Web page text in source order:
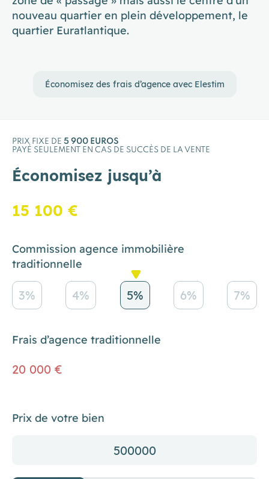
nouveau quartier en plein développement, le
quartier Euratlantique.
Économisez des frais d’agence avec Elestim
PRIX FIXE DE 5 900 EUROS
PAYÉ SEULEMENT EN CAS DE SUCCÈS DE LA VENTE
Économisez jusqu’à
15 100 €
Commission agence immobilière
traditionnelle
3% 4% 5% 6% 7%
Frais d’agence traditionnelle
20 000 €
Prix de votre bien
500000